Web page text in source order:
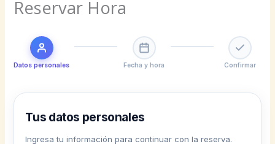
Reservar Hora
Datos personales Fecha y hora Confirmar
Tus datos personales
Ingresa tu información para continuar con la reserva.